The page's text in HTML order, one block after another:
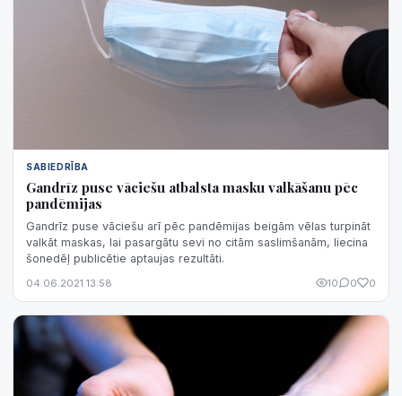
SABIEDRĪBA
Gandrīz puse vāciešu atbalsta masku valkāšanu pēc
pandēmijas
Gandrīz puse vāciešu arī pēc pandēmijas beigām vēlas turpināt
valkāt maskas, lai pasargātu sevi no citām saslimšanām, liecina
šonedēļ publicētie aptaujas rezultāti.
04.06.2021 13:58 10 0 0